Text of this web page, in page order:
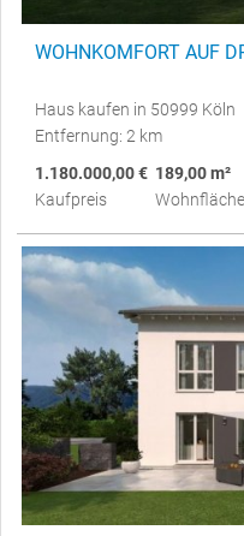
WOHNKOMFORT AUF
Haus kaufen in 50999 Köln
Entfernung: 2 km
1.180.000,00 €
Kaufpreis
189,00 m²
Wohnfläche